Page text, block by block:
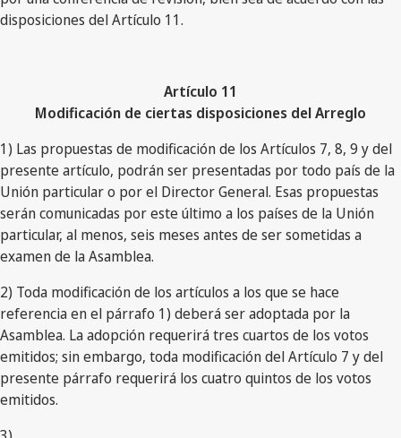
disposiciones del Artículo 11.
Artículo 11
Modificación de ciertas disposiciones del Arreglo
1) Las propuestas de modificación de los Artículos 7, 8, 9 y del
presente artículo, podrán ser presentadas por todo país de la
Unión particular o por el Director General. Esas propuestas
serán comunicadas por este último a los países de la Unión
particular, al menos, seis meses antes de ser sometidas a
examen de la Asamblea.
2) Toda modificación de los artículos a los que se hace
referencia en el párrafo 1) deberá ser adoptada por la
Asamblea. La adopción requerirá tres cuartos de los votos
emitidos; sin embargo, toda modificación del Artículo 7 y del
presente párrafo requerirá los cuatro quintos de los votos
emitidos.